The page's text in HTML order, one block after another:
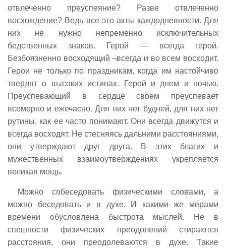
отвлеченно преуспеяние? Разве отвлеченно
восхождение? Ведь все это акты каждодневности. Для
них не нужно непременно исключительных
бедственных знаков. Герой — всегда герой.
Безбоязненно восходящий ¬всегда и во всем восходит.
Герои не только по праздникам, когда им настойчиво
твердят о высоких истинах. Герой и днем и ночью.
Преуспевающий в сердце своем преуспевает
всемерно и ежечасно. Для них нет будней, для них нет
рутины, как ее часто понимают. Они всегда движутся и
всегда восходят. Не стесняясь дальними расстояниями,
они утверждают друг друга. В этих благих и
мужественных взаимоутверждениях укрепляется
великая мощь.
Можно собеседовать физическими словами, а
можно беседовать и в духе. И какими же мерами
времени обусловлена быстрота мыслей. Не в
спешности физических преодолений стираются
расстояния, они преодолеваются в духе. Такие